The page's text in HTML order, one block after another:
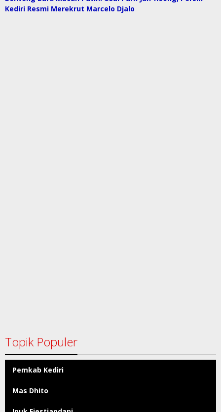
Kediri Resmi Merekrut Marcelo Djalo
Topik Populer
Pemkab Kediri
Mas Dhito